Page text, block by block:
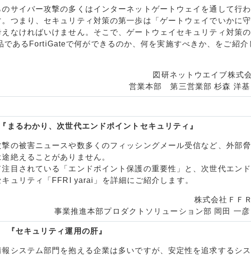
のサイバー攻撃の多くはインターネットゲートウェイを通して行
つまり、セキュリティ対策の第一歩は「ゲートウェイでいかに守
えなければいけません。そこで、ゲートウェイセキュリティ対策の
であるFortiGateで何ができるのか、何を実施すべきか、をご紹介
図研ネットウエイブ株式
営業本部 第三営業部 杉森 洋基
るわかり、次世代エンドポイントセキュリティ』
撃の被害ニュースや数多くのフィッシングメール受信など、外部
絶えることがありません。
注目されている「エンドポイント保護の重要性」と、次世代エン
キュリティ「FFRI yarai」を詳細にご紹介します。
株式会社ＦＦＲ
事業推進本部プロダクトソリューション部 岡田 一彦
セキュリティ運用の肝』
報システム部門を抱える企業は多いですが、安定性を追求するシ